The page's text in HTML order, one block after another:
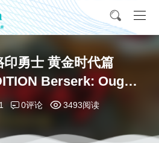
印勇士 黄金时代篇
Berserk: Ougon
Edition 01-13合
集 1080p 简中内嵌 202
0评论 3493阅读